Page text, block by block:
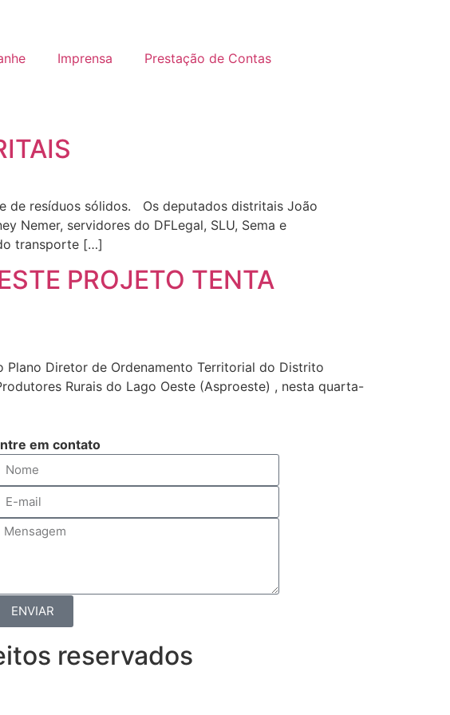
Imprensa Prestação de Contas
de resíduos sólidos. Os deputados distritais João
Nemer, servidores do DFLegal, SLU, Sema e
transporte […]
PROJETO TENTA
Diretor de Ordenamento Territorial do Distrito
Rurais do Lago Oeste (Asproeste) , nesta quarta-
em contato
ENVIAR
reservados